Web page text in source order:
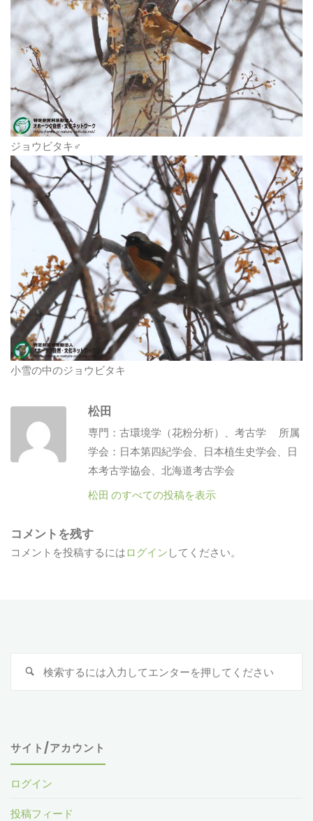
ジョウビタキ♂
小雪の中のジョウビタキ
松田
専門：古環境学（花粉分析）、考古学 所属
学会：日本第四紀学会、日本植生史学会、日
本考古学協会、北海道考古学会
松田 のすべての投稿を表示
コメントを残す
コメントを投稿するにはログイン してください。
サイト/アカウント
ログイン
投稿フィード